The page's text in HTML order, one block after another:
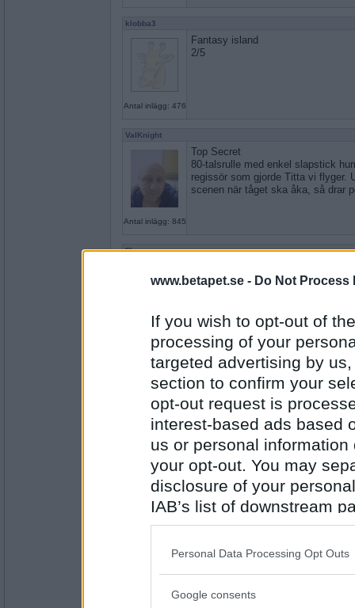
www.betapet.se - Do Not Process
If you wish to opt-out of
processing of your
targeted advertising by
section to confirm your
opt-out request is
interest-based ads based
us or personal
your opt-out. You may
disclosure of your
IAB’s list of downstream
also be disclosed by us
Downstream Participants
Please note that this
Personal Data Processing Opt Outs
Google consents
klobba3
Antal inlägg: 476
Fantasy island
2/5
ValKnight
Antal inlägg: 845
Top Secret
80-talsrulle med enkel slapstick
regissör som gjorde Titta vi flyger.
scenen när tåget ska åka, så drar
Flarny
Antal inlägg: 77
Jäkla autokorrekt..
MiB
tiinatur83
Nå skit som gått på tv.